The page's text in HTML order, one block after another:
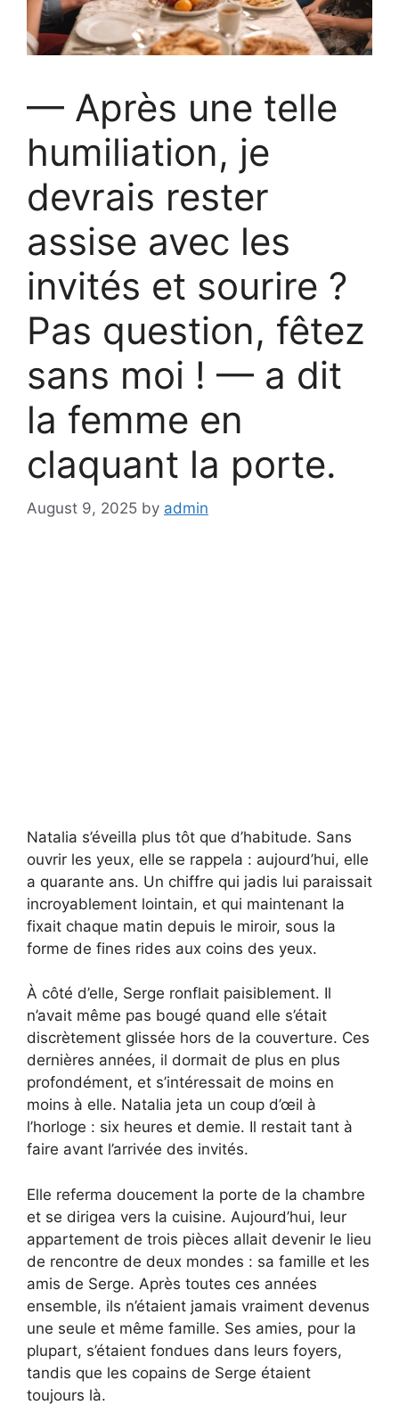
— Après une telle
humiliation, je
devrais rester
assise avec les
invités et sourire ?
Pas question, fêtez
sans moi ! — a dit
la femme en
claquant la porte.
August 9, 2025 by admin
Natalia s’éveilla plus tôt que d’habitude. Sans
ouvrir les yeux, elle se rappela : aujourd’hui, elle
a quarante ans. Un chiffre qui jadis lui paraissait
incroyablement lointain, et qui maintenant la
fixait chaque matin depuis le miroir, sous la
forme de fines rides aux coins des yeux.
À côté d’elle, Serge ronflait paisiblement. Il
n’avait même pas bougé quand elle s’était
discrètement glissée hors de la couverture. Ces
dernières années, il dormait de plus en plus
profondément, et s’intéressait de moins en
moins à elle. Natalia jeta un coup d’œil à
l’horloge : six heures et demie. Il restait tant à
faire avant l’arrivée des invités.
Elle referma doucement la porte de la chambre
et se dirigea vers la cuisine. Aujourd’hui, leur
appartement de trois pièces allait devenir le lieu
de rencontre de deux mondes : sa famille et les
amis de Serge. Après toutes ces années
ensemble, ils n’étaient jamais vraiment devenus
une seule et même famille. Ses amies, pour la
plupart, s’étaient fondues dans leurs foyers,
tandis que les copains de Serge étaient
toujours là.